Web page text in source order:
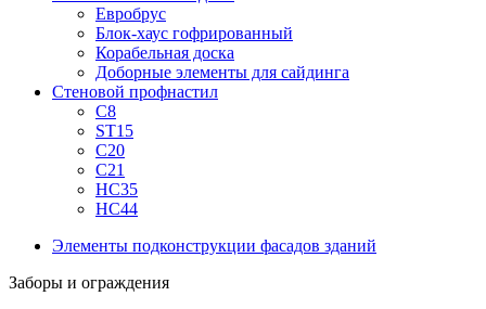
Евробрус
Блок-хаус гофрированный
Корабельная доска
Доборные элементы для сайдинга
Стеновой профнастил
С8
ST15
С20
С21
НС35
НС44
Элементы подконструкции фасадов зданий
Заборы и ограждения